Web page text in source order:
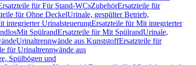
für Für Stand-WCsZubehörErsatzteile für
für Ohne DeckelUrinale, gespülter Betrieb,
integrierter UrinalsteuerungErsatzteile für Mit integrierter
Mit SpülrandErsatzteile für Mit SpülrandUrinale,
Urinaltrennwände aus KunststoffErsatzteile für
für Urinaltrennwände aus
Spülbögen und